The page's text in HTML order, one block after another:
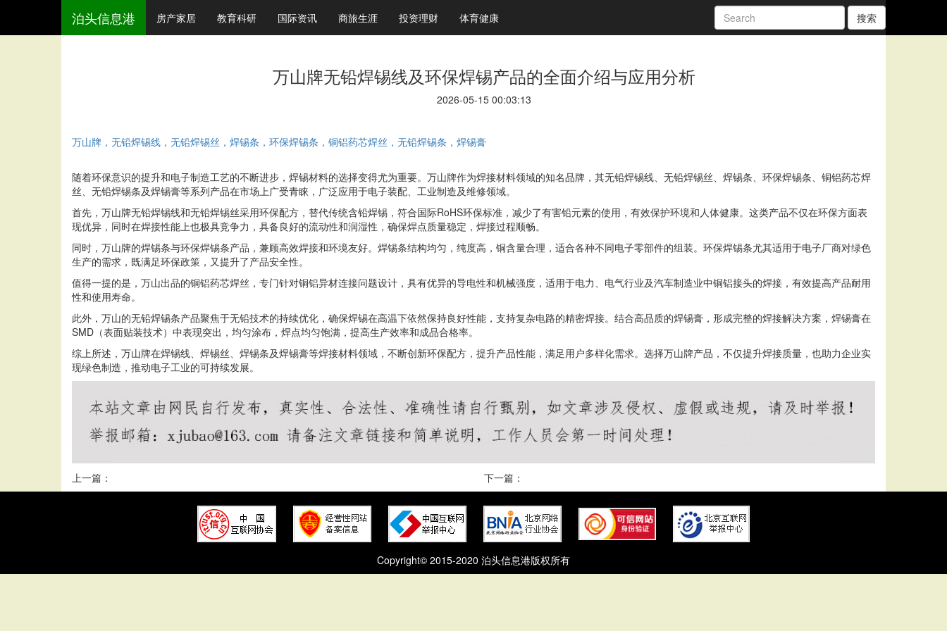
泊头信息港 房产家居 教育科研 国际资讯 商旅生涯 投资理财 体育健康 搜索
万山牌无铅焊锡线及环保焊锡产品的全面介绍与应用分析
2026-05-15 00:03:13
万山牌，无铅焊锡线，无铅焊锡丝，焊锡条，环保焊锡条，铜铝药芯焊丝，无铅焊锡条，焊锡膏
随着环保意识的提升和电子制造工艺的不断进步，焊锡材料的选择变得尤为重要。万山牌作为焊接材料领域的知名品牌，其无铅焊锡线、无铅焊锡丝、焊锡条、环保焊锡条、铜铝药芯焊
丝、无铅焊锡条及焊锡膏等系列产品在市场上广受青睐，广泛应用于电子装配、工业制造及维修领域。
首先，万山牌无铅焊锡线和无铅焊锡丝采用环保配方，替代传统含铅焊锡，符合国际RoHS环保标准，减少了有害铅元素的使用，有效保护环境和人体健康。这类产品不仅在环保方面表
现优异，同时在焊接性能上也极具竞争力，具备良好的流动性和润湿性，确保焊点质量稳定，焊接过程顺畅。
同时，万山牌的焊锡条与环保焊锡条产品，兼顾高效焊接和环境友好。焊锡条结构均匀，纯度高，铜含量合理，适合各种不同电子零部件的组装。环保焊锡条尤其适用于电子厂商对绿色
生产的需求，既满足环保政策，又提升了产品安全性。
值得一提的是，万山出品的铜铝药芯焊丝 ，专门针对铜铝异材连接问题设计，具有优异的导电性和机械强度，适用于电力、电气行业及汽车制造业中铜铝接头的焊接，有效提高产品耐用
性和使用寿命。
此外，万山的无铅焊锡条产品聚焦于无铅技术的持续优化，确保焊锡在高温下依然保持良好性能，支持复杂电路的精密焊接。结合高品质的焊锡膏，形成完整的焊接解决方案，焊锡膏在
SMD（表面贴装技术）中表现突出，均匀涂布，焊点均匀饱满，提高生产效率和成品合格率。
综上所述，万山牌在焊锡线、焊锡丝、焊锡条及焊锡膏等焊接材料领域，不断创新环保配方，提升产品性能，满足用户多样化需求。选择万山牌产品，不仅提升焊接质量，也助力企业实
现绿色制造，推动电子工业的可持续发展。
上一篇： 下一篇：
Copyright© 2015-2020 泊头信息港版权所有